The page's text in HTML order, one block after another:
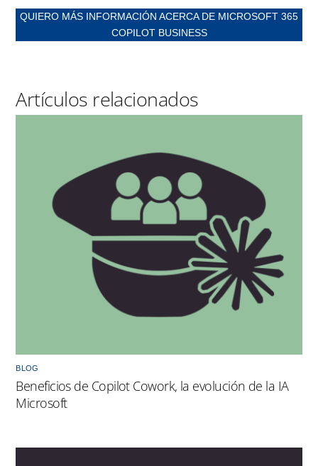
QUIERO MÁS INFORMACIÓN ACERCA DE MICROSOFT 365
COPILOT BUSINESS
BLOG
Beneficios de Copilot Cowork, la evolución de la IA
Microsoft